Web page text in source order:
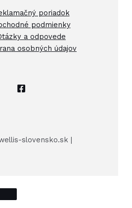
poriadok
podmienky
a odpovede
osobných údajov
slovensko.sk |